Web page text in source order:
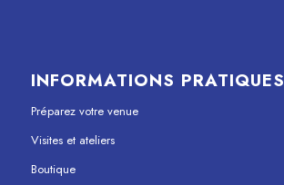
INFORMATIONS PRATIQUES
Préparez votre venue
Visites et ateliers
Boutique